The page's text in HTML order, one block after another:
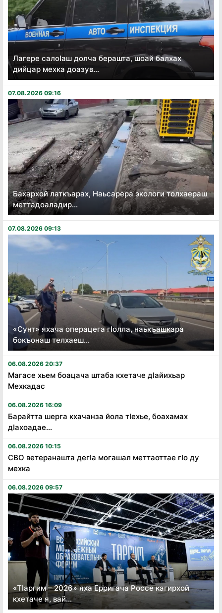
Лагере салоӏаш долча берашта, шоай балхах
дийцар мехка доазув...
07.08.2026 09:16
Бахархой латкъарах, Наьсарера экологи толхаераш
меттадоаладир...
07.08.2026 09:13
«Сунт» яхача операцега гӏолла, наькъашкара
бокъонаш телхаеш...
06.08.2026 20:37
Магасе хьем боацача штаба кхетаче дӏайихьар
Мехкадас
06.08.2026 16:09
Барайтта шерга кхачанза йола тӏехье, боахамах
дӏахоадае...
06.08.2026 10:15
СВО ветеранашта дегӏа могашал меттаоттае гӏо ду
мехка
06.08.2026 09:57
«Тӏаргим – 2026» яха Ерригача Россе кагирхой
кхетаче я, вай...